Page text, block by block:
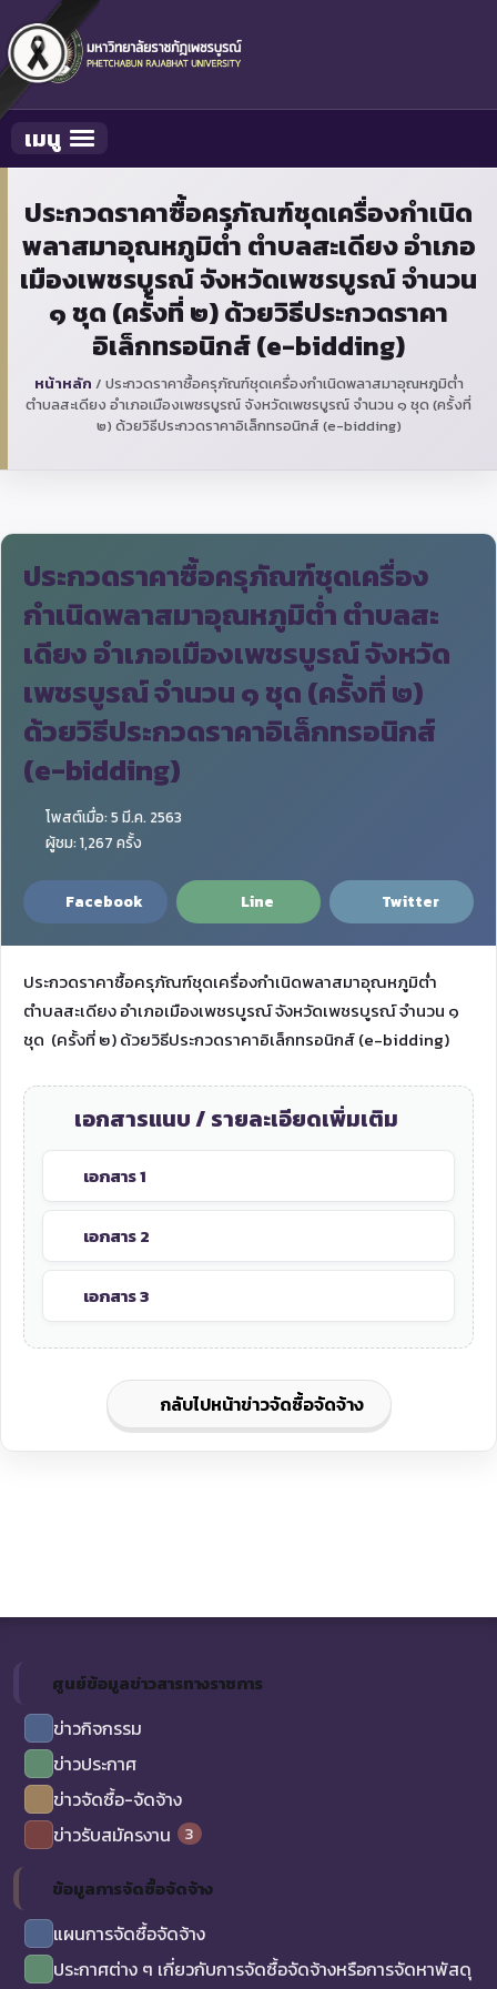
Toggle navigation
เมนู
ประกวดราคาซื้อครุภัณฑ์ชุดเครื่องกำเนิด
พลาสมาอุณหภูมิต่ำ ตำบลสะเดียง อำเภอ
เมืองเพชรบูรณ์ จังหวัดเพชรบูรณ์ จำนวน
๑ ชุด (ครั้งที่ ๒) ด้วยวิธีประกวดราคา
อิเล็กทรอนิกส์ (e-bidding)
หน้าหลัก / ประกวดราคาซื้อครุภัณฑ์ชุดเครื่องกำเนิดพลาสมาอุณหภูมิต่ำ
ตำบลสะเดียง อำเภอเมืองเพชรบูรณ์ จังหวัดเพชรบูรณ์ จำนวน ๑ ชุด (ครั้งที่
๒) ด้วยวิธีประกวดราคาอิเล็กทรอนิกส์ (e-bidding)
ประกวดราคาซื้อครุภัณฑ์ชุดเครื่อง
กำเนิดพลาสมาอุณหภูมิต่ำ ตำบลสะ
เดียง อำเภอเมืองเพชรบูรณ์ จังหวัด
เพชรบูรณ์ จำนวน ๑ ชุด (ครั้งที่ ๒)
ด้วยวิธีประกวดราคาอิเล็กทรอนิกส์
(e-bidding)
โพสต์เมื่อ: 5 มี.ค. 2563
ผู้ชม: 1,267 ครั้ง
Facebook Line Twitter
ประกวดราคาซื้อครุภัณฑ์ชุดเครื่องกำเนิดพลาสมาอุณหภูมิต่ำ
ตำบลสะเดียง อำเภอเมืองเพชรบูรณ์ จังหวัดเพชรบูรณ์ จำนวน ๑
ชุด (ครั้งที่ ๒) ด้วยวิธีประกวดราคาอิเล็กทรอนิกส์ (e-bidding)
เอกสารแนบ / รายละเอียดเพิ่มเติม
เอกสาร 1
เอกสาร 2
เอกสาร 3
กลับไปหน้าข่าวจัดซื้อจัดจ้าง
ศูนย์ข้อมูลข่าวสารทางราชการ
ข่าวกิจกรรม
ข่าวประกาศ
ข่าวจัดซื้อ-จัดจ้าง
ข่าวรับสมัครงาน
3
ข้อมูลการจัดซื้อจัดจ้าง
แผนการจัดซื้อจัดจ้าง
ประกาศต่าง ๆ เกี่ยวกับการจัดซื้อจัดจ้างหรือการจัดหาพัสดุ